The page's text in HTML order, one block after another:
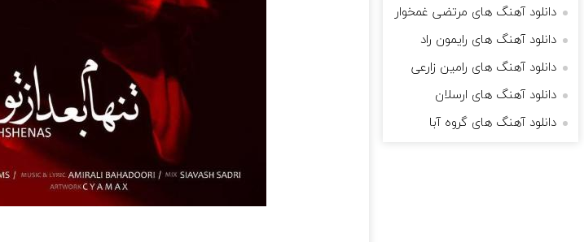
دانلود آهنگ های مرتضی غمخوار
دانلود آهنگ های رایمون راد
دانلود آهنگ های رامین زارعی
دانلود آهنگ های ارسلان
دانلود آهنگ های گروه آبا